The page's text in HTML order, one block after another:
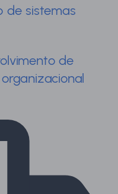
de sistemas
de